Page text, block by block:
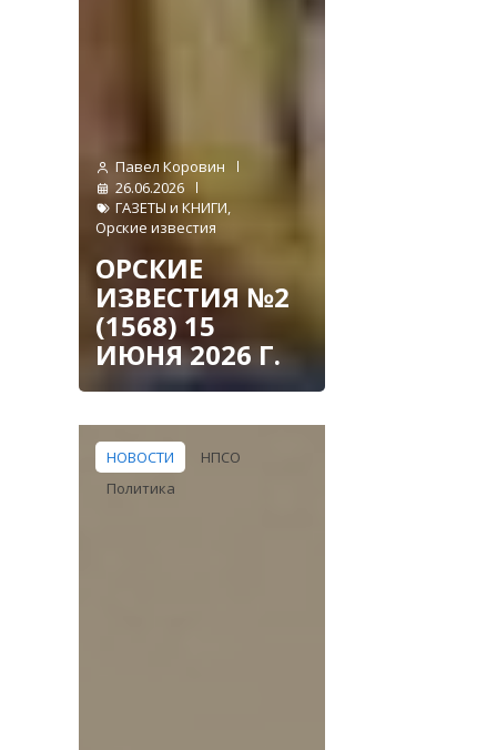
Павел Коровин
26.06.2026
ГАЗЕТЫ и КНИГИ,
Орские известия
ОРСКИЕ
ИЗВЕСТИЯ №2
(1568) 15
ИЮНЯ 2026 Г.
НОВОСТИ
НПСО
Политика